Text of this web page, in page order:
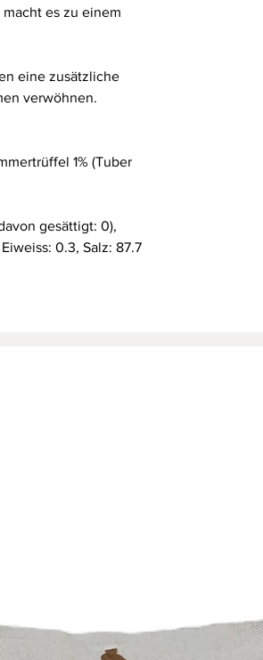
es zu einem
eine zusätzliche
verwöhnen.
1% (Tuber
gesättigt: 0),
0.3, Salz: 87.7